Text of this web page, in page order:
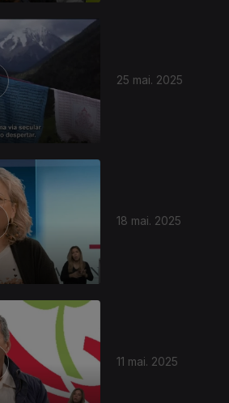
25 mai. 2025
18 mai. 2025
11 mai. 2025